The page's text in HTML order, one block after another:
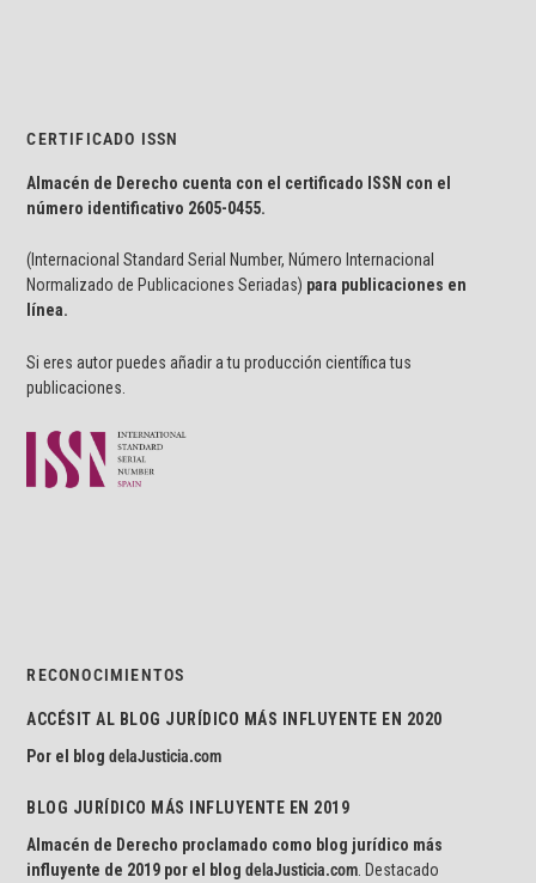
CERTIFICADO ISSN
Almacén de Derecho cuenta con el certificado ISSN con el
número identificativo 2605-0455.
(Internacional Standard Serial Number, Número Internacional
Normalizado de Publicaciones Seriadas) para publicaciones en
línea.
Si eres autor puedes añadir a tu producción científica tus
publicaciones.
RECONOCIMIENTOS
ACCÉSIT AL BLOG JURÍDICO MÁS INFLUYENTE EN 2020
Por el blogdelaJusticia.com
BLOG JURÍDICO MÁS INFLUYENTE EN 2019
Almacén de Derecho proclamado como blog jurídico más
influyente de 2019 por el blogdelaJusticia.com . Destacado